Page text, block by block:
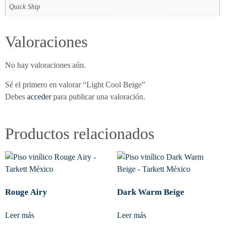
Quick Ship
Valoraciones
No hay valoraciones aún.
Sé el primero en valorar “Light Cool Beige”
Debes accederpara publicar una valoración.
Productos relacionados
Rouge Airy
Leer más
Dark Warm Beige
Leer más